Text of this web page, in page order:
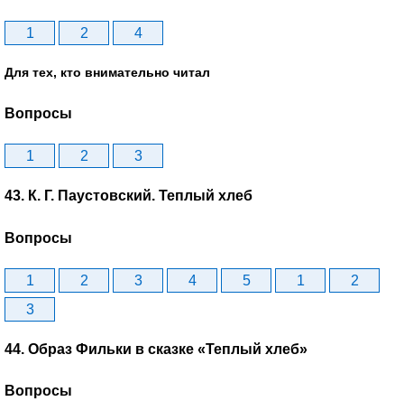
1 2 4
Для тех, кто внимательно читал
Вопросы
1 2 3
43. К. Г. Паустовский. Теплый хлеб
Вопросы
1 2 3 4 5 1
2
3
44. Образ Фильки в сказке «Теплый хлеб»
Вопросы